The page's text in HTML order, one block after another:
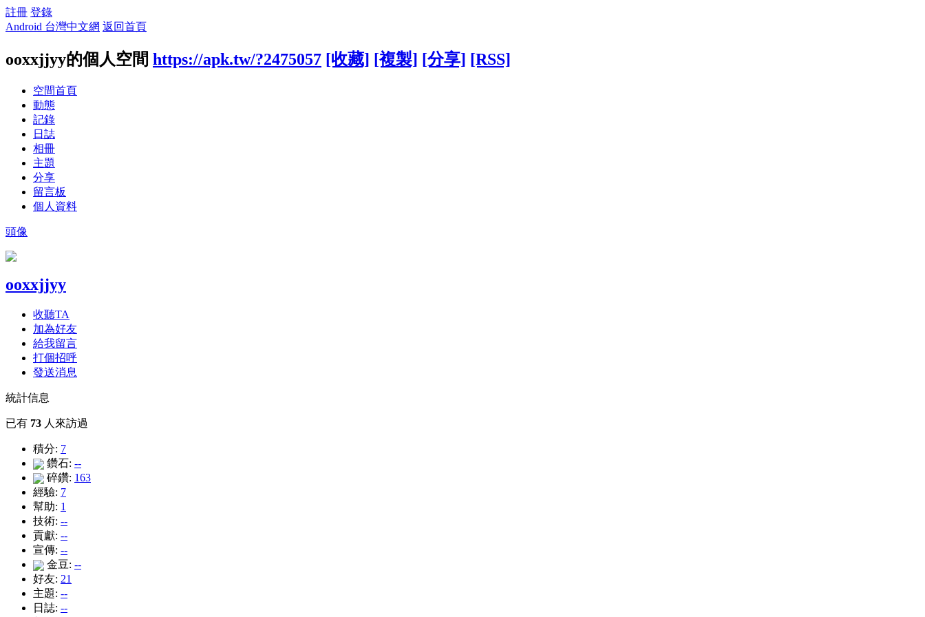
註冊 登錄
Android 台灣中文網 返回首頁
ooxxjjyy的個人空間 https://apk.tw/?2475057 [收藏] [複製] [分享] [RSS]
空間首頁
動態
記錄
日誌
相冊
主題
分享
留言板
個人資料
頭像
ooxxjjyy
收聽TA
加為好友
給我留言
打個招呼
發送消息
統計信息
已有 73 人來訪過
積分: 7
鑽石: --
碎鑽: 163
經驗: 7
幫助: 1
技術: --
貢獻: --
宣傳: --
金豆: --
好友: 21
主題: --
日誌: --